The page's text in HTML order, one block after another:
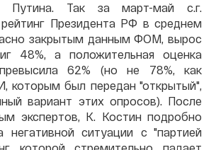
Путина. Так за март-май с.г.
рейтинг Президента РФ в среднем
закрытым данным ФОМ, вырос
48%, а положительная оценка
превысила 62% (но не 78%, как
которым был передан "открытый",
вариант этих опросов). После
экспертов, К. Костин подробно
негативной ситуации с "партией